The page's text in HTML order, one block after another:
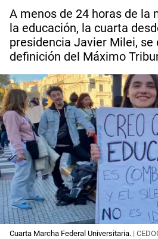
A menos de 24 horas de la
la educación, la cuarta
presidencia Javier Milei, se
definición del Máximo
Cuarta Marcha Federal Universitaria. |